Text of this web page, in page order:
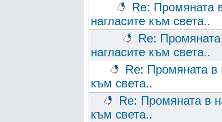
Re: Промяната
нагласите към света..
Re:
нагласите към света..
Re: Промяната в
към света..
Re: Промяната в
към света..